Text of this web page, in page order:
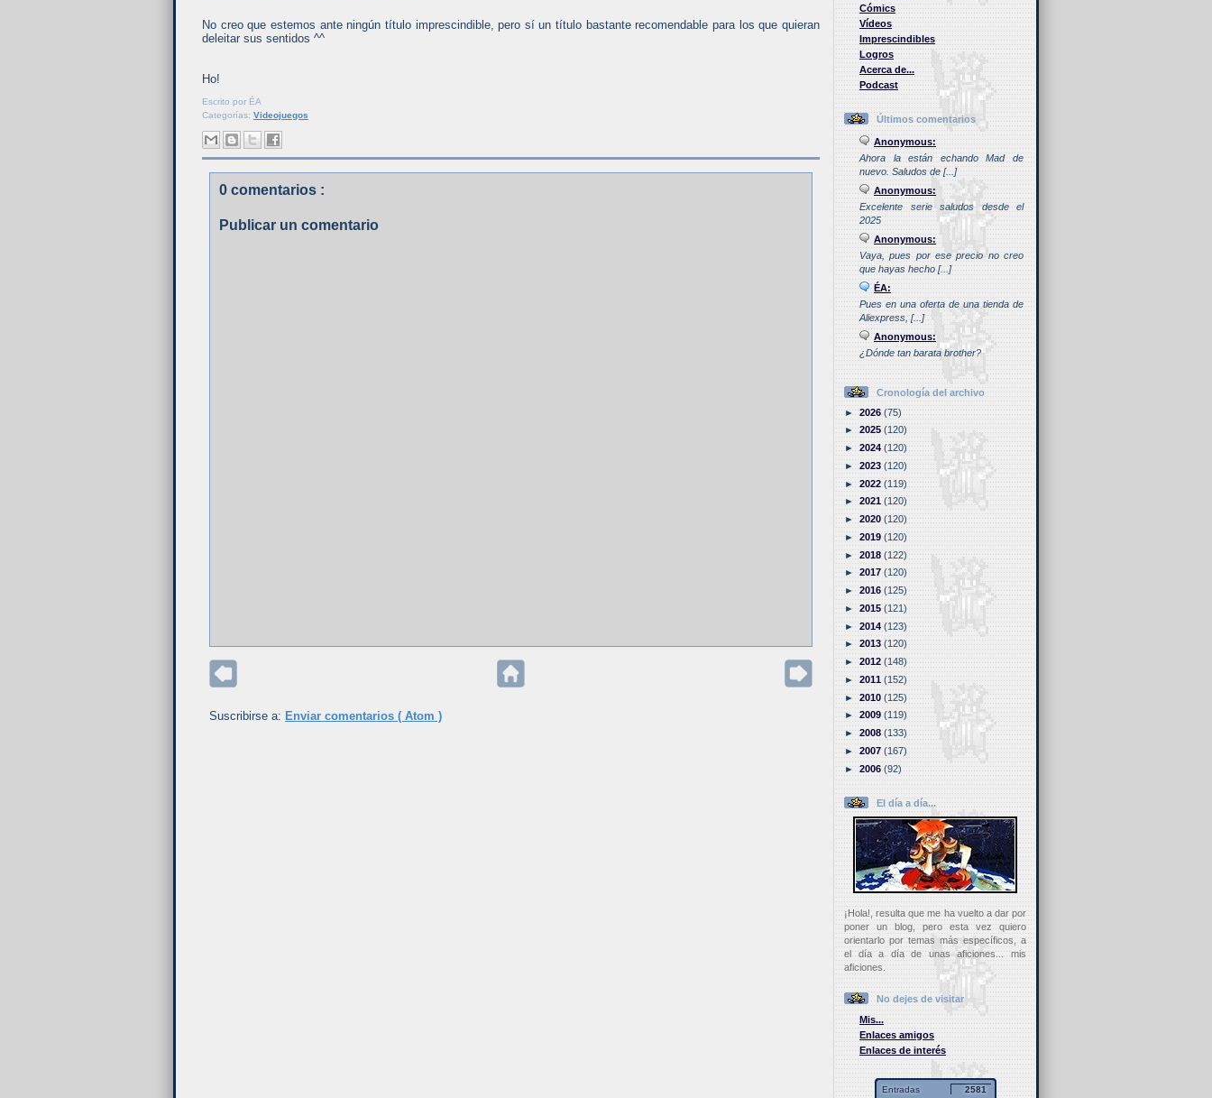
No creo que estemos ante ningún título imprescindible, pero sí un título bastante recomendable para los que quieran
deleitar sus sentidos ^^
Ho!
Escrito por ÉA
Categorías: Videojuegos
0 comentarios :
Publicar un comentario
Suscribirse a: Enviar comentarios ( Atom )
Cómics
Vídeos
Imprescindibles
Logros
Acerca de...
Podcast
Últimos comentarios
Anonymous:
Ahora la están echando Mad de
nuevo. Saludos de [...]
Anonymous:
Excelente serie saludos desde el
2025
Anonymous:
Vaya, pues por ese precio no creo
que hayas hecho [...]
ÉA:
Pues en una oferta de una tienda de
Aliexpress, [...]
Anonymous:
¿Dónde tan barata brother?
Cronología del archivo
►2026(75)
►2025(120)
►2024(120)
►2023(120)
►2022(119)
►2021(120)
►2020(120)
►2019(120)
►2018(122)
►2017(120)
►2016(125)
►2015(121)
►2014(123)
►2013(120)
►2012(148)
►2011(152)
►2010(125)
►2009(119)
►2008(133)
►2007(167)
►2006(92)
El día a día...
¡Hola!, resulta que me ha vuelto a dar por
poner un blog, pero esta vez quiero
orientarlo por temas más específicos, a
el día a día de unas aficiones... mis
aficiones.
No dejes de visitar
Mis...
Enlaces amigos
Enlaces de interés
Entradas 2581